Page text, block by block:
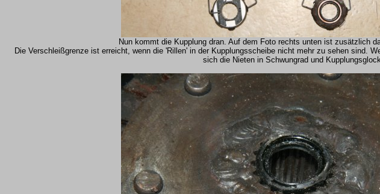
Nun kommt die Kupplung dran. Auf dem Foto rechts unten ist zusätzlich
Die Verschleißgrenze ist erreicht, wenn die 'Rillen' in der Kupplungsscheibe nicht mehr zu sehen sind.
sich die Nieten in Schwungrad und